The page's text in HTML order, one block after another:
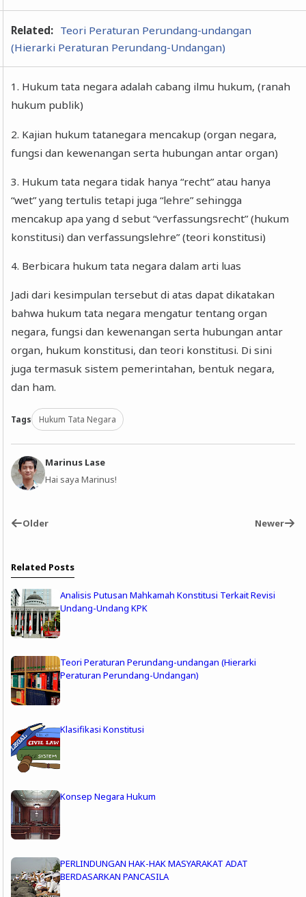
Related: Teori Peraturan Perundang-undangan
(Hierarki Peraturan Perundang-Undangan)
1. Hukum tata negara adalah cabang ilmu hukum, (ranah
hukum publik)
2. Kajian hukum tatanegara mencakup (organ negara,
fungsi dan kewenangan serta hubungan antar organ)
3. Hukum tata negara tidak hanya “recht” atau hanya
“wet” yang tertulis tetapi juga “lehre” sehingga
mencakup apa yang d sebut “verfassungsrecht” (hukum
konstitusi) dan verfassungslehre” (teori konstitusi)
4. Berbicara hukum tata negara dalam arti luas
Jadi dari kesimpulan tersebut di atas dapat dikatakan
bahwa hukum tata negara mengatur tentang organ
negara, fungsi dan kewenangan serta hubungan antar
organ, hukum konstitusi, dan teori konstitusi. Di sini
juga termasuk sistem pemerintahan, bentuk negara,
dan ham.
Tags Hukum Tata Negara
Marinus Lase
Hai saya Marinus!
Older Newer
Related Posts
Analisis Putusan Mahkamah Konstitusi Terkait Revisi
Undang-Undang KPK
Teori Peraturan Perundang-undangan (Hierarki
Peraturan Perundang-Undangan)
Klasifikasi Konstitusi
Konsep Negara Hukum
PERLINDUNGAN HAK-HAK MASYARAKAT ADAT
BERDASARKAN PANCASILA